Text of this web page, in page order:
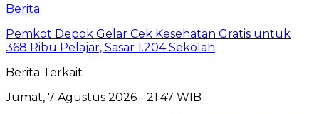
Berita
Pemkot Depok Gelar Cek Kesehatan Gratis untuk
368 Ribu Pelajar, Sasar 1.204 Sekolah
Berita Terkait
Jumat, 7 Agustus 2026 - 21:47 WIB